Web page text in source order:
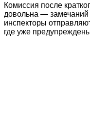
Комиссия после
довольна —
инспекторы
где уже